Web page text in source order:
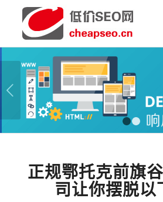
正规鄂托克前旗
司让你摆脱以